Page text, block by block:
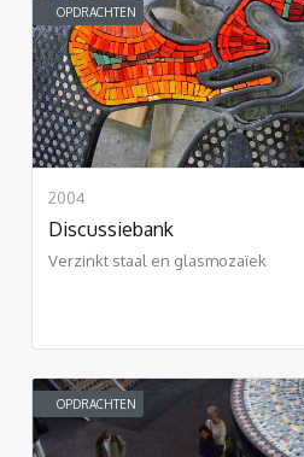
OPDRACHTEN
2004
Discussiebank
Verzinkt staal en glasmozaïek
OPDRACHTEN